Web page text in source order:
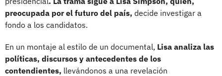
preocupada por el futuro del país, decide investigar a
fondo a los candidatos.
En un montaje al estilo de un documental, Lisa analiza las
políticas, discursos y antecedentes de los
contendientes, llevándonos a una revelación